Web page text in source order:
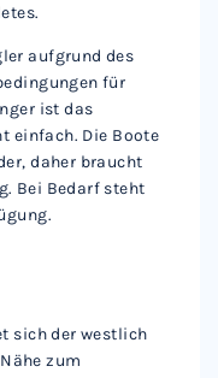
aufgrund des
für
ist das
einfach. Die Boote
daher braucht
Bei Bedarf steht
sich der westlich
zum